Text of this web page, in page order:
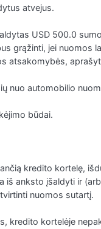
atvejus.
USD 500.0
grąžinti, jei
atsakomybės,
nuo automobilio
būdai.
kredito kortelę,
iš anksto įšaldyti ir
nuomos sutartį.
kredito kortelėje